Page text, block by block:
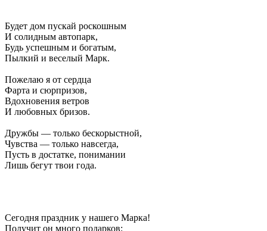
Будет дом пускай роскошным
И солидным автопарк,
Будь успешным и богатым,
Пылкий и веселый Марк.
Пожелаю я от сердца
Фарта и сюрпризов,
Вдохновения ветров
И любовных бризов.
Дружбы — только бескорыстной,
Чувства — только навсегда,
Пусть в достатке, понимании
Лишь бегут твои года.
Сегодня праздник у нашего Марка!
Получит он много подарков: